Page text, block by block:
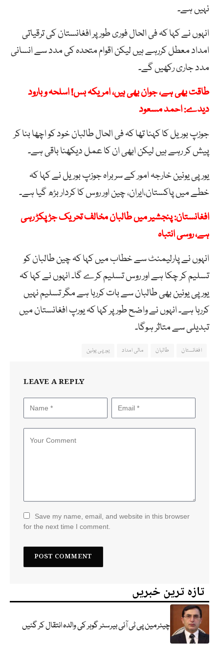
نہیں ہے۔
انہوں نے کہا کہ فی الحال فوری طور پر افغانستان کی ترقیاتی
امداد معطل کررہے ہیں لیکن اقوام متحدہ کی مدد سے انسانی
مدد جاری رکھیں گے۔
طاقت بھی ہے، جوان بھی ہیں، امریکہ بس! اسلحہ و بارود
دیدے: احمد مسعود
جوزپ بوریل کا کہنا تھا کہ فی الحال طالبان خود کو اچھا بنا کر
پیش کر رہے ہیں لیکن ابھی ان کا عمل دیکھنا باقی ہے۔
یورپی یونین خارجہ امور کے سربراہ جوزپ بوریل نے کہا کہ
خطے میں پاکستان،ایران، چین اور روس کا کردار بڑھ گیا ہے۔
افغانستان: پنجشیر میں طالبان مخالف تحریک جڑ پکڑ رہی
ہے، روسی انتباہ
انہوں نے پارلیمنٹ سے خطاب میں کہا کہ چین طالبان کو
تسلیم کر چکا ہے اور روس تسلیم کرے گا۔ انہوں نے کہا کہ
یورپی یونین بھی طالبان سے بات کررہا ہے مگر تسلیم نہیں
کررہا ہے۔ انہوں نے واضح طور پر کہا کہ یورپ افغانستان میں
تبدیلی سے متاثر ہوگا۔
افغانستان طالبان مالی امداد یورپی یونین
LEAVE A REPLY
Save my name, email, and website in this browser
for the next time I comment.
تازہ ترین خبریں
چیئرمین پی ٹی آئی بیرسٹر گوہر کی والدہ انتقال کر گئیں